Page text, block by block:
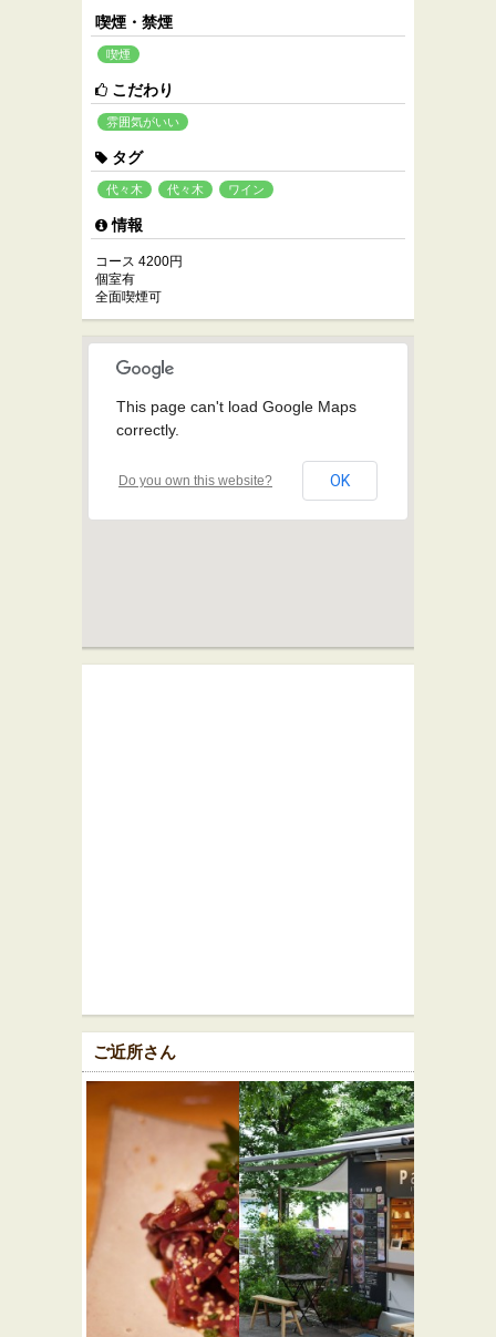
喫煙・禁煙
喫煙
こだわり
雰囲気がいい
タグ
代々木 代々木 ワイン
情報
コース 4200円
個室有
全面喫煙可
This page can't load Google Maps
correctly.
Do you own this website? OK
ご近所さん